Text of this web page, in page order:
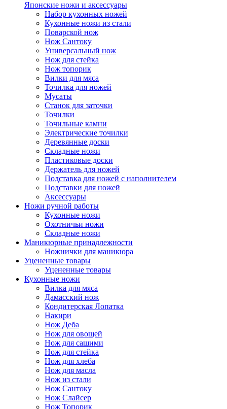
Японские ножи и аксессуары
Набор кухонных ножей
Кухонные ножи из стали
Поварской нож
Нож Сантоку
Универсальный нож
Нож для стейка
Нож топорик
Вилки для мяса
Точилка для ножей
Мусаты
Станок для заточки
Точилки
Точильные камни
Электрические точилки
Деревянные доски
Складные ножи
Пластиковые доски
Держатель для ножей
Подставка для ножей с наполнителем
Подставки для ножей
Аксессуары
Ножи ручной работы
Кухонные ножи
Охотничьи ножи
Складные ножи
Маникюрные принадлежности
Ножнички для маникюра
Уцененные товары
Уцененные товары
Кухонные ножи
Вилка для мяса
Дамасский нож
Кондитерская Лопатка
Накири
Нож Деба
Нож для овощей
Нож для сашими
Нож для стейка
Нож для хлеба
Нож для масла
Нож из стали
Нож Сантоку
Нож Слайсер
Нож Топорик